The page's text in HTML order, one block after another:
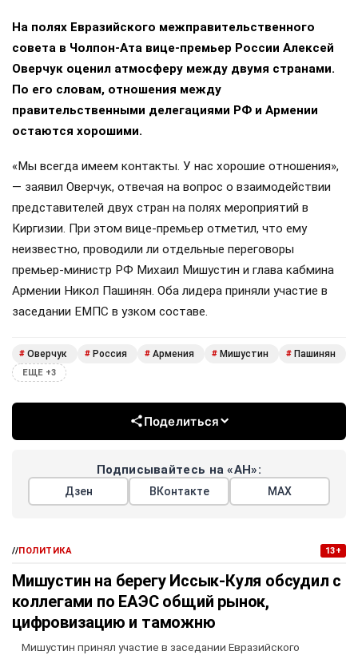
На полях Евразийского межправительственного
совета в Чолпон-Ата вице-премьер России Алексей
Оверчук оценил атмосферу между двумя странами.
По его словам, отношения между
правительственными делегациями РФ и Армении
остаются хорошими.
«Мы всегда имеем контакты. У нас хорошие отношения»,
— заявил Оверчук, отвечая на вопрос о взаимодействии
представителей двух стран на полях мероприятий в
Киргизии. При этом вице-премьер отметил, что ему
неизвестно, проводили ли отдельные переговоры
премьер-министр РФ Михаил Мишустин и глава кабмина
Армении Никол Пашинян. Оба лидера приняли участие в
заседании ЕМПС в узком составе.
# Оверчук # Россия # Армения # Мишустин # Пашинян
ЕЩЕ +3
Поделиться
Подписывайтесь на «АН»:
Дзен ВКонтакте МАХ
//ПОЛИТИКА 13+
Мишустин на берегу Иссык-Куля обсудил с
коллегами по ЕАЭС общий рынок,
цифровизацию и таможню
Мишустин принял участие в заседании Евразийского